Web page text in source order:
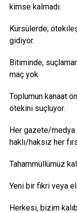
kimse kalmadı.
Kürsülerde;
gidiyor.
Bitiminde,
maç yok.
Toplumun kanaat
ötekini suçluyor.
Her gazete/
haklı/haksız her
Tahammüllümüz
Yeni bir fikri veya
Herkesi, bizim